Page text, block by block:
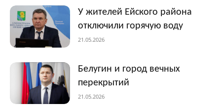
У жителей Ейского района
отключили горячую воду
21.05.2026
Белугин и город вечных
перекрытий
21.05.2026